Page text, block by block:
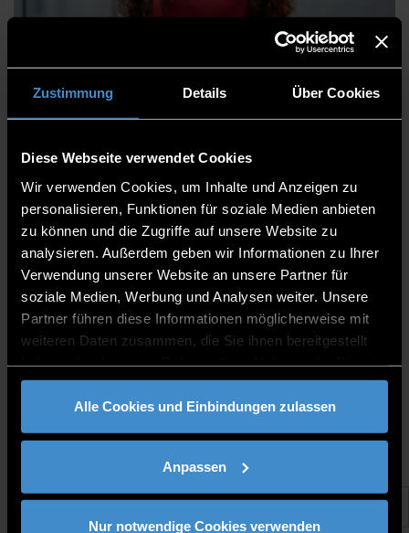
Zustimmung Details Über Cookies
Diese Webseite verwendet Cookies
Wir verwenden Cookies, um Inhalte und Anzeigen zu
personalisieren, Funktionen für soziale Medien anbieten
zu können und die Zugriffe auf unsere Website zu
analysieren. Außerdem geben wir Informationen zu Ihrer
Verwendung unserer Website an unsere Partner für
soziale Medien, Werbung und Analysen weiter. Unsere
Partner führen diese Informationen möglicherweise mit
weiteren Daten zusammen, die Sie ihnen bereitgestellt
gesammelt haben.
Alle Cookies und Einbindungen zulassen
Anpassen
Nur notwendige Cookies verwenden
Dr. Dimeth Nouicer
Fakultät Angewandte Informatik
Mitarbeitende
Wissenschaftliche Mitarbeiterin
ITC2+ 1.08
0991/3615-9668